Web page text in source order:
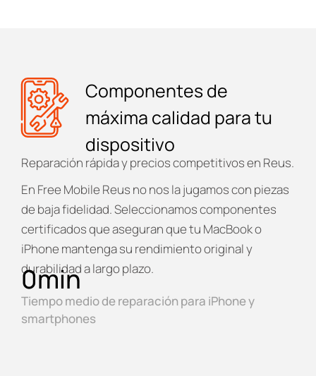
Componentes de
máxima calidad para tu
dispositivo
Reparación rápida y precios competitivos en Reus.
En Free Mobile Reus no nos la jugamos con piezas
de baja fidelidad. Seleccionamos componentes
certificados que aseguran que tu MacBook o
iPhone mantenga su rendimiento original y
durabilidad a largo plazo.
Tiempo medio de reparación para iPhone y
smartphones
0min